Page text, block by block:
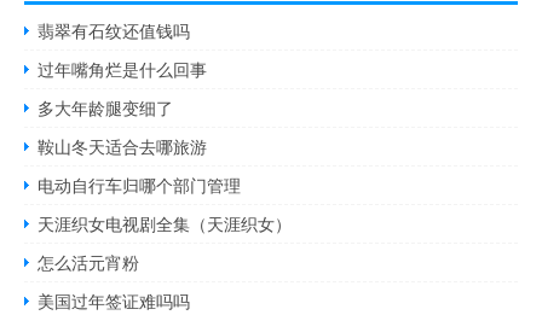
翡翠有石纹还值钱吗
过年嘴角烂是什么回事
多大年龄腿变细了
鞍山冬天适合去哪旅游
电动自行车归哪个部门管理
天涯织女电视剧全集（天涯织女）
怎么活元宵粉
美国过年签证难吗吗